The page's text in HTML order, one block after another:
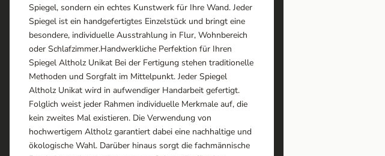
Spiegel, sondern ein echtes Kunstwerk für Ihre Wand. Jeder
Spiegel ist ein handgefertigtes Einzelstück und bringt eine
besondere, individuelle Ausstrahlung in Flur, Wohnbereich
oder Schlafzimmer.Handwerkliche Perfektion für Ihren
Spiegel Altholz Unikat Bei der Fertigung stehen traditionelle
Methoden und Sorgfalt im Mittelpunkt. Jeder Spiegel
Altholz Unikat wird in aufwendiger Handarbeit gefertigt.
Folglich weist jeder Rahmen individuelle Merkmale auf, die
kein zweites Mal existieren. Die Verwendung von
hochwertigem Altholz garantiert dabei eine nachhaltige und
ökologische Wahl. Darüber hinaus sorgt die fachmännische